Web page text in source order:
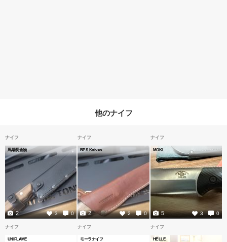
他のナイフ
ナイフ
馬場長金物
3 0
2
ナイフ
BPS Knives
2 0
2
ナイフ
MOKI
3 0
5
ナイフ
UNIFLAME
ナイフ
モーラナイフ
ナイフ
HELLE